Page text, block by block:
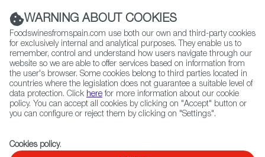
(+34) 913 497 100 |
Contact FWS Worldwide
Search
Home Upcoming Events TASTE SPAIN AUSTRIA 2022
WARNING ABOUT COOKIES
Foodswinesfromspain.com use both our own and third-party cookies
for exclusively internal and analytical purposes. They enable us to
remember, control and understand how users navigate through our
website so we are able to offer services based on information from
the user's browser. Some cookies belong to third parties located in
countries where the legislation does not guarantee a suitable level of
data protection. Click here for more information about our cookie
policy. You can accept all cookies by clicking on "Accept" button or
you can configure or reject them by clicking on "Settings".
Cookies policy.